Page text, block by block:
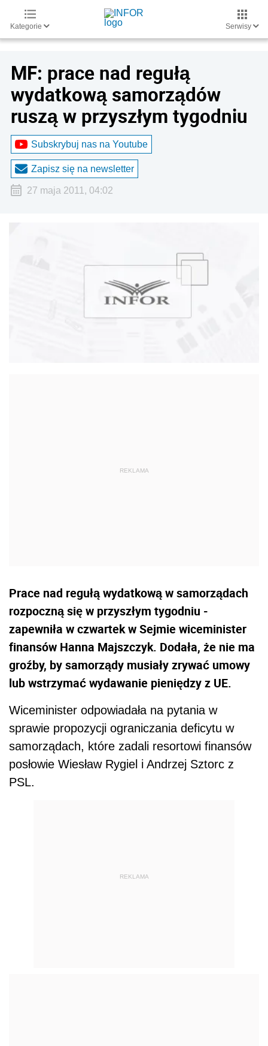
Kategorie Serwisy
MF: prace nad regułą
wydatkową samorządów
ruszą w przyszłym tygodniu
Subskrybuj nas na Youtube
Zapisz się na newsletter
27 maja 2011, 04:02
Prace nad regułą wydatkową w samorządach
rozpoczną się w przyszłym tygodniu -
zapewniła w czwartek w Sejmie wiceminister
finansów Hanna Majszczyk. Dodała, że nie ma
groźby, by samorządy musiały zrywać umowy
lub wstrzymać wydawanie pieniędzy z UE.
Wiceminister odpowiadała na pytania w
sprawie propozycji ograniczania deficytu w
samorządach, które zadali resortowi finansów
posłowie Wiesław Rygiel i Andrzej Sztorc z
PSL.
REKLAMA